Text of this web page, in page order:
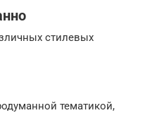
стилевых
тематикой,